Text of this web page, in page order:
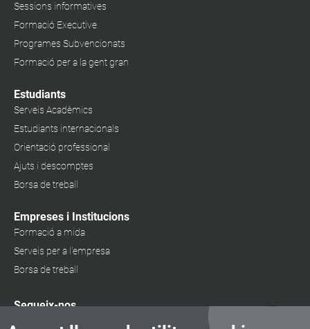
Sessions informatives
Formació Executive
Programes Subvencionats
Formació per a la gent gran
Estudiants
Serveis Acadèmics
Estudiants internacionals
Orientació professional
Ajuts i descomptes
Borsa de treball
Empreses i Institucions
Formació a mida
Serveis per a l'empresa
Borsa de treball
Segueix-nos